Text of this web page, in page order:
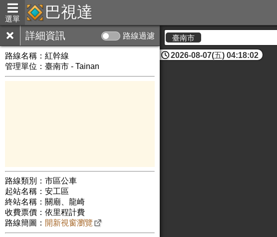
選單 巴視達
詳細資訊 路線過濾
路線名稱： 紅幹線
管理單位：臺南市 - Tainan
路線類別：市區公車
起站名稱：安工區
終站名稱：關廟、龍崎
收費票價：依里程計費
路線簡圖： 開新視窗瀏覽
臺南市
2026-08-07(五) 04:18:02